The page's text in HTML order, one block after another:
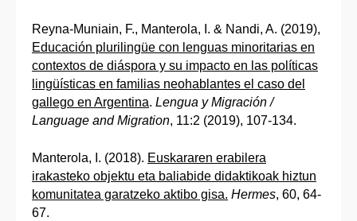
Reyna-Muniain, F., Manterola, I. & Nandi, A. (2019),
Educación plurilingüe con lenguas minoritarias en
contextos de diáspora y su impacto en las políticas
lingüísticas en familias neohablantes el caso del
gallego en Argentina. Lengua y Migración /
Language and Migration, 11:2 (2019), 107-134.
Manterola, I. (2018). Euskararen erabilera
irakasteko objektu eta baliabide didaktikoak hiztun
komunitatea garatzeko aktibo gisa. Hermes, 60, 64-
67.